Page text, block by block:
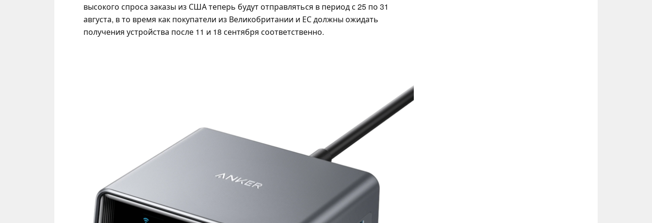
высокого спроса заказы из США теперь будут отправляться в период с 25 по 31
августа, в то время как покупатели из Великобритании и ЕС должны ожидать
получения устройства после 11 и 18 сентября соответственно.